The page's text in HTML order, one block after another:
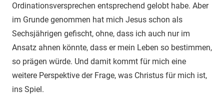
Ordinationsversprechen entsprechend gelobt habe. Aber
im Grunde genommen hat mich Jesus schon als
Sechsjährigen gefischt, ohne, dass ich auch nur im
Ansatz ahnen könnte, dass er mein Leben so bestimmen,
so prägen würde. Und damit kommt für mich eine
weitere Perspektive der Frage, was Christus für mich ist,
ins Spiel.